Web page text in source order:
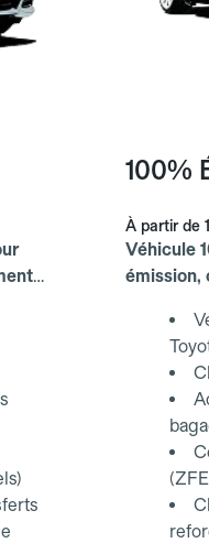
100%
À partir de
Véhicule
émission,